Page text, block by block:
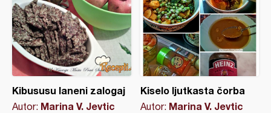
Kibususu laneni zalogaj
Autor: Marina V. Jevtic
Kiselo ljutkasta čorba
Autor: Marina V. Jevtic